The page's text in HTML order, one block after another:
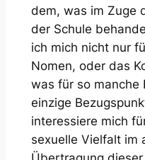
dem, was im Zuge
der Schule
ich mich nicht nur
Nomen, oder das
was für so manche
einzige
interessiere mich
sexuelle Vielfalt im